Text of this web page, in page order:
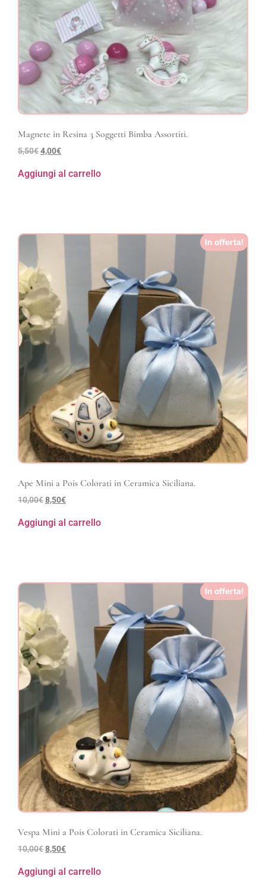
Magnete in Resina 3 Soggetti Bimba Assortiti.
5,50€4,00€
Aggiungi al carrello
In offerta!
Ape Mini a Pois Colorati in Ceramica Siciliana.
10,00€8,50€
Aggiungi al carrello
In offerta!
Vespa Mini a Pois Colorati in Ceramica Siciliana.
10,00€8,50€
Aggiungi al carrello